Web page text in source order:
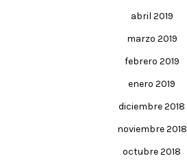
abril 2019
marzo 2019
febrero 2019
enero 2019
diciembre 2018
noviembre 2018
octubre 2018